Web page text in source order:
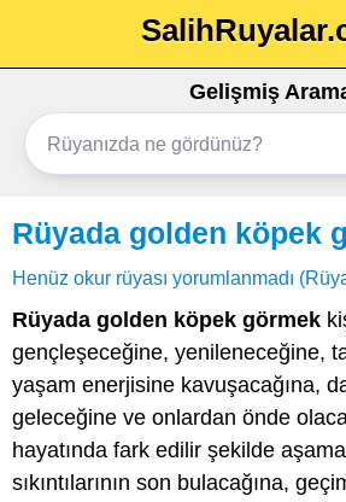
Gelişmiş
Rüyada golden köpek
Henüz okur rüyası yorumlanmadı
Rüyada golden köpek görmek
gençleşeceğine, yenileneceğine,
yaşam enerjisine kavuşacağına,
geleceğine ve onlardan önde
hayatında fark edilir şekilde
sıkıntılarının son bulacağına,